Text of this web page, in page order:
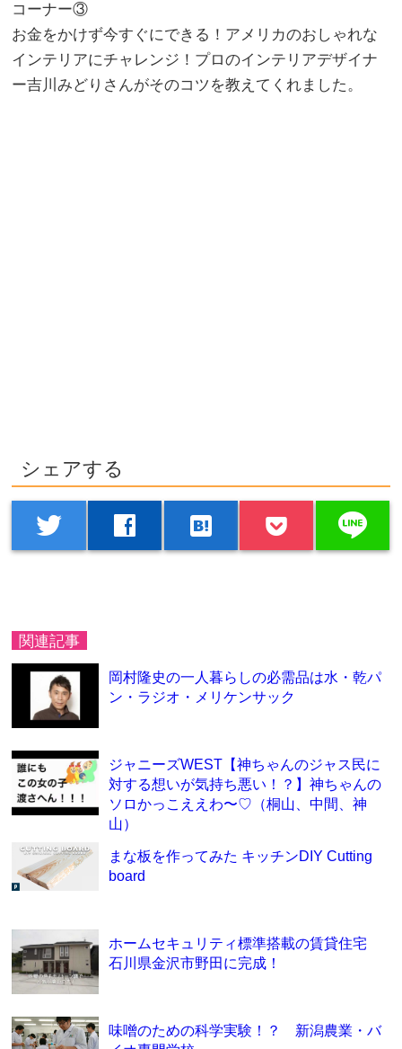
コーナー③
お金をかけず今すぐにできる！アメリカのおしゃれな
インテリアにチャレンジ！プロのインテリアデザイナ
ー吉川みどりさんがそのコツを教えてくれました。
シェアする
twitter facebook hatenabookmark line
関連記事
岡村隆史の一人暮らしの必需品は水・乾パ
ン・ラジオ・メリケンサック
ジャニーズWEST【神ちゃんのジャス民に
対する想いが気持ち悪い！？】神ちゃんの
ソロかっこええわ〜♡（桐山、中間、神
山）
まな板を作ってみた キッチンDIY Cutting
board
ホームセキュリティ標準搭載の賃貸住宅
石川県金沢市野田に完成！
味噌のための科学実験！？ 新潟農業・バ